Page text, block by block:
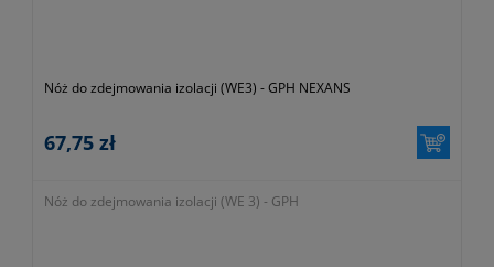
Nóż do zdejmowania izolacji (WE3) - GPH NEXANS
67,75 zł
Nóż do zdejmowania izolacji (WE 3) - GPH